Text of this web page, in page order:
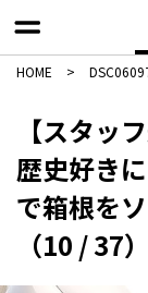
HOME >
【スタッ
歴史好き
で箱根を
（10 / 37）